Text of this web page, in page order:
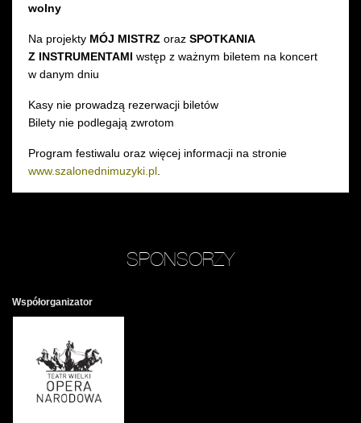
wolny
Na projekty MÓJ MISTRZ oraz SPOTKANIA
Z INSTRUMENTAMI wstęp z ważnym biletem na koncert
w danym dniu
Kasy nie prowadzą rezerwacji biletów
Bilety nie podlegają zwrotom
Program festiwalu oraz więcej informacji na stronie
www.szalonednimuzyki.pl
SPONSORZY
Współorganizator